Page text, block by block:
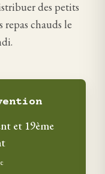
des petits
chauds le
et 19ème